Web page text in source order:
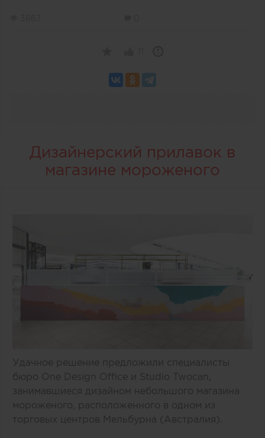
Дизайнерский прилавок в
магазине мороженого
Удачное решение предложили специалисты
бюро One Design Office и Studio Twocan,
занимавшиеся дизайном небольшого магазина
мороженого, расположенного в одном из
торговых центров Мельбурна (Австралия).